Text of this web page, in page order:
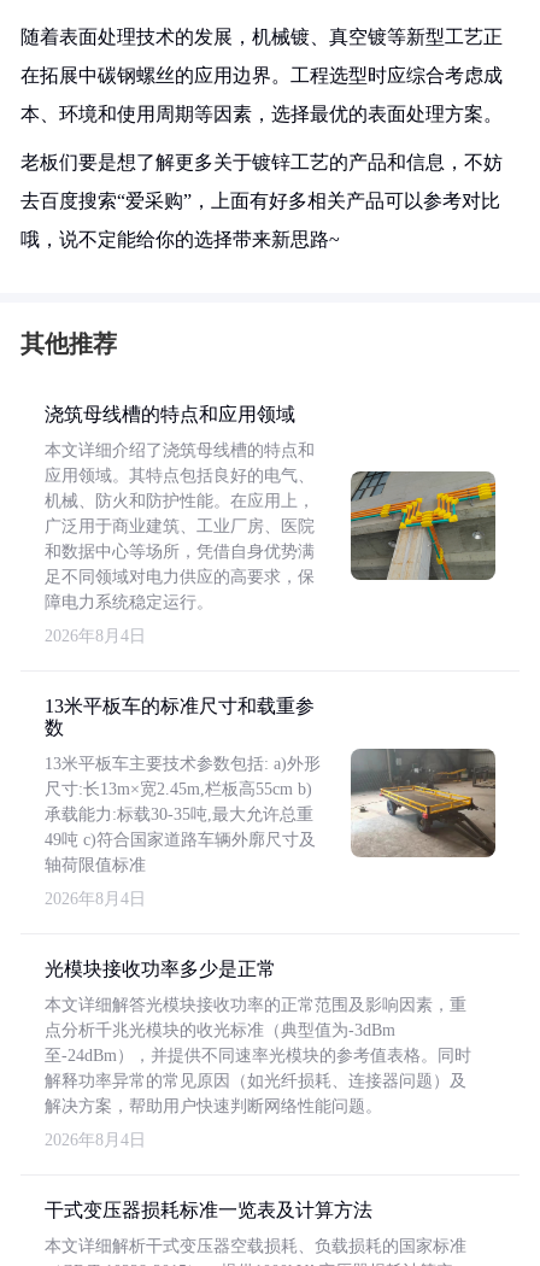
随着表面处理技术的发展，机械镀、真空镀等新型工艺正
在拓展中碳钢螺丝的应用边界。工程选型时应综合考虑成
本、环境和使用周期等因素，选择最优的表面处理方案。
老板们要是想了解更多关于镀锌工艺的产品和信息，不妨
去百度搜索“爱采购”，上面有好多相关产品可以参考对比
哦，说不定能给你的选择带来新思路~
其他推荐
浇筑母线槽的特点和应用领域
本文详细介绍了浇筑母线槽的特点和
应用领域。其特点包括良好的电气、
机械、防火和防护性能。在应用上，
广泛用于商业建筑、工业厂房、医院
和数据中心等场所，凭借自身优势满
足不同领域对电力供应的高要求，保
障电力系统稳定运行。
2026年8月4日
13米平板车的标准尺寸和载重参
数
13米平板车主要技术参数包括: a)外形
尺寸:长13m×宽2.45m,栏板高55cm b)
承载能力:标载30-35吨,最大允许总重
49吨 c)符合国家道路车辆外廓尺寸及
轴荷限值标准
2026年8月4日
光模块接收功率多少是正常
本文详细解答光模块接收功率的正常范围及影响因素，重
点分析千兆光模块的收光标准（典型值为-3dBm
至-24dBm），并提供不同速率光模块的参考值表格。同时
解释功率异常的常见原因（如光纤损耗、连接器问题）及
解决方案，帮助用户快速判断网络性能问题。
2026年8月4日
干式变压器损耗标准一览表及计算方法
本文详细解析干式变压器空载损耗、负载损耗的国家标准